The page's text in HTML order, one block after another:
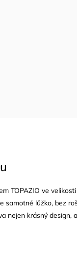
TOPAZIO ve
samotné lůžko, bez
nejen krásný design,